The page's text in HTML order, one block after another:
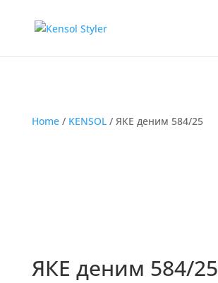
Home/ KENSOL/ ЯКЕ деним 584/25
ЯКЕ деним 584/25